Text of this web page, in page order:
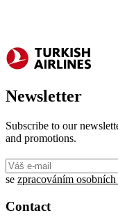
Newsletter
Subscribe to our
and promotions.
se zpracováním osobních
Contact